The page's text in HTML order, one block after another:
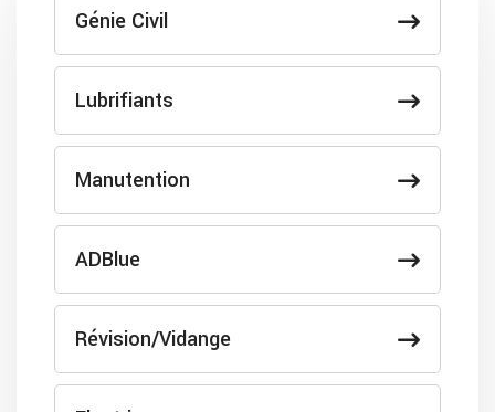
Génie Civil
Lubrifiants
Manutention
ADBlue
Révision/Vidange